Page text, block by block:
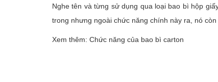
Nghe tên và từng sử dụng qua loại bao bì hộp
trong nhưng ngoài chức năng chính này ra, nó
Xem thêm: Chức năng của bao bì carton